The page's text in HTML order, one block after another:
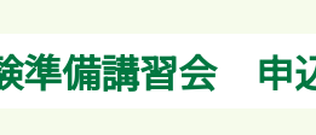
準備講習会 申